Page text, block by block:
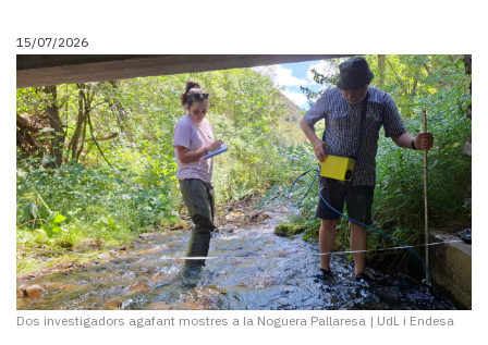
15/07/2026
Dos investigadors agafant mostres a la Noguera Pallaresa | UdL i Endesa